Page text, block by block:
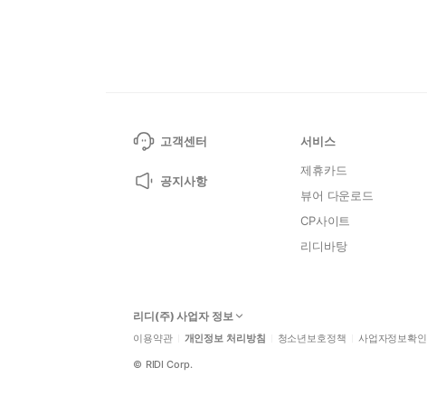
고객센터
공지사항
서비스
제휴카드
뷰어 다운로드
CP사이트
리디바탕
리디(주) 사업자 정보
이용약관 개인정보 처리방침 청소년보호정책 사업자정보확인
© RIDI Corp.